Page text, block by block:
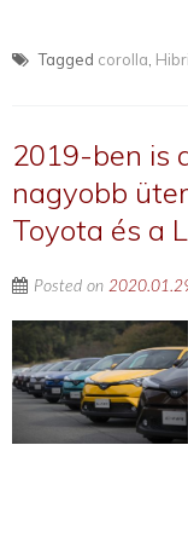
Tagged corolla
2019-ben is
nagyobb
Toyota és a
Posted on